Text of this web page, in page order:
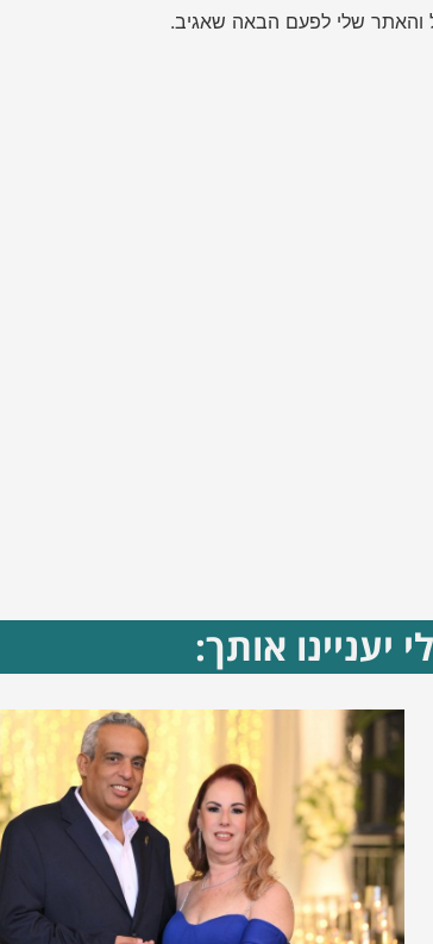
והאתר שלי לפעם הבאה שאגיב.
יעניינו אותך: